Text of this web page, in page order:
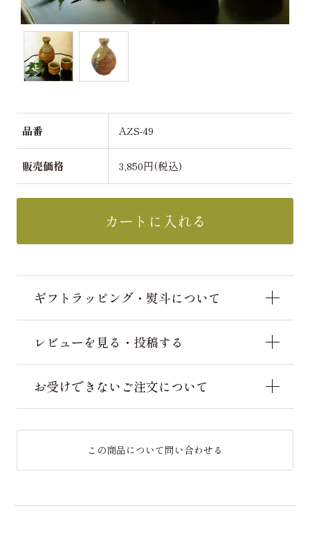
品番 AZS-49
販売価格 3,850円(税込)
カートに入れる
ギフトラッピング・熨斗について
レビューを見る・投稿する
お受けできないご注文について
この商品について問い合わせる